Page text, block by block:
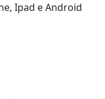
Ipad e Android